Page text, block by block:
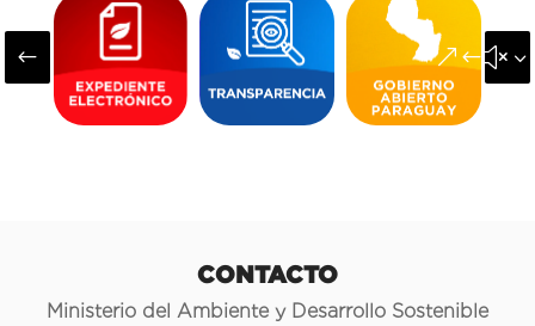
#
CONTACTO
Ministerio del Ambiente y Desarrollo Sostenible